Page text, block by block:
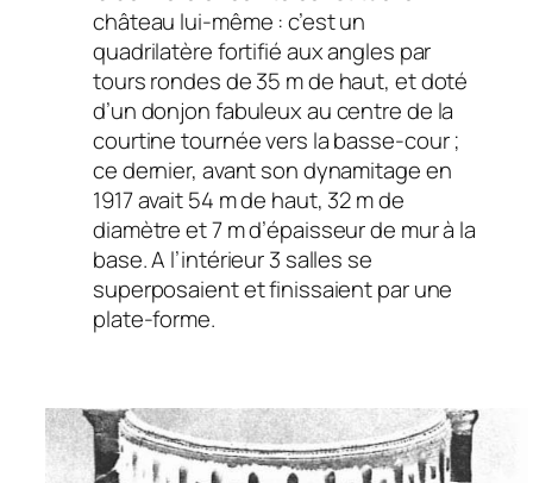
château lui-même : c’est un
quadrilatère fortifié aux angles par
tours rondes de 35 m de haut, et doté
d’un donjon fabuleux au centre de la
courtine tournée vers la basse-cour ;
ce dernier, avant son dynamitage en
1917 avait 54 m de haut, 32 m de
diamètre et 7 m d’épaisseur de mur à la
base. A l’intérieur 3 salles se
superposaient et finissaient par une
plate-forme.